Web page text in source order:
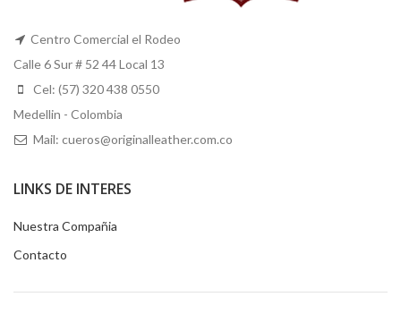
Centro Comercial el Rodeo
Calle 6 Sur # 52 44 Local 13
Cel: (57) 320 438 0550
Medellin - Colombia
Mail: cueros@originalleather.com.co
LINKS DE INTERES
Nuestra Compañia
Contacto